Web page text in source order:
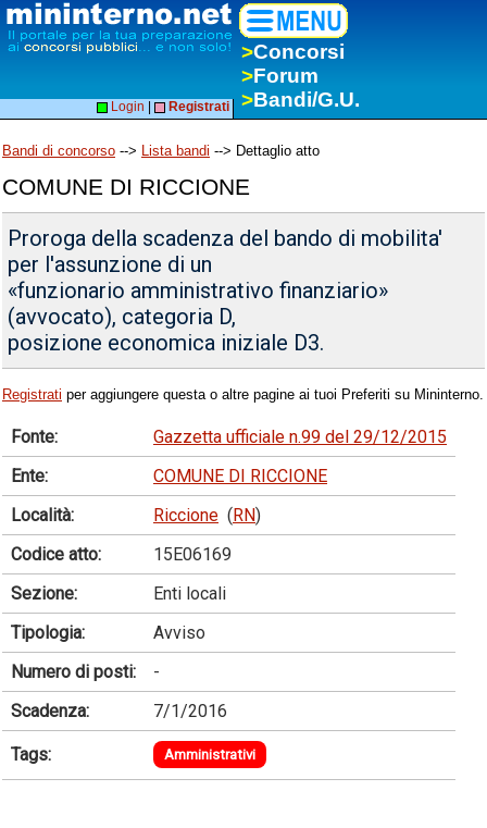
>Concorsi
>Forum
>Bandi/G.U.
Login Registrati
Bandi di concorso --> Lista bandi --> Dettaglio atto
COMUNE DI RICCIONE
Proroga della scadenza del bando di mobilita'
per l'assunzione di un
«funzionario amministrativo finanziario»
(avvocato), categoria D,
posizione economica iniziale D3.
Registrati per aggiungere questa o altre pagine ai tuoi Preferiti su Mininterno.
Fonte:
Gazzetta ufficiale n.99 del 29/12/2015
Ente:
COMUNE DI RICCIONE
Località:
Riccione (RN)
Codice atto:
15E06169
Sezione:
Enti locali
Tipologia:
Avviso
Numero di posti:
-
Scadenza:
7/1/2016
Tags: Amministrativi